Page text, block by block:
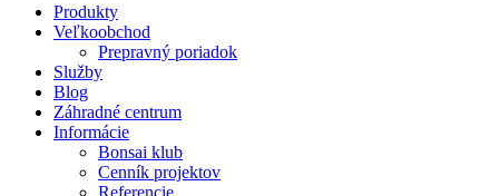
Produkty
Veľkoobchod
Prepravný poriadok
Služby
Blog
Záhradné centrum
Informácie
Bonsai klub
Cenník projektov
Referencie